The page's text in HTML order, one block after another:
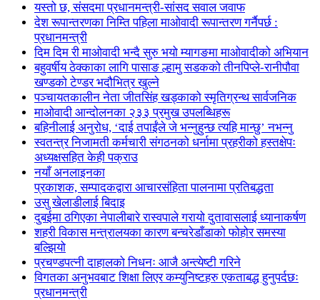
यस्तो छ, संसदमा प्रधानमन्त्री-सांसद सवाल जवाफ
देश रूपान्तरणका निम्ति पहिला माओवादी रूपान्तरण गर्नैपर्छ :
प्रधानमन्त्री
दिम दिम री माओवादी भन्दै सुरु भयो म्यागङमा माओवादीको अभियान
बहुवर्षीय ठेक्काका लागि पासाङ ल्हामु सडकको तीनपिप्ले-रानीपौवा
खण्डको टेण्डर भदौभित्र खुल्ने
पञ्चायतकालीन नेता जीतसिंह खड्काको स्मृतिग्रन्थ सार्वजनिक
माओवादी आन्दोलनका २३३ प्रमुख उपलब्धिहरू
बहिनीलाई अनुरोध, ‘दाई तपाईंले जे भन्नुहुन्छ त्यहि मान्छु’ नभन्नु
स्वतन्त्र निजामती कर्मचारी संगठनको धर्नामा प्रहरीको हस्तक्षेपः
अध्यक्षसहित केही पक्राउ
नयाँ अनलाइनका
प्रकाशक, सम्पादकद्वारा आचारसंहिता पालनामा प्रतिबद्धता
उसु खेलाडीलाई बिदाइ
दुबईमा ठगिएका नेपालीबारे रास्वपाले गरायो दुतावासलाई ध्यानाकर्षण
शहरी विकास मन्त्रालयका कारण बन्चरेडाँडाको फोहोर समस्या
बल्झियो
प्रचण्डपत्नी दाहालको निधनः आजै अन्त्येष्टी गरिने
विगतका अनुभवबाट शिक्षा लिएर कम्युनिष्टहरु एकताबद्ध हुनुपर्दछः
प्रधानमन्त्री